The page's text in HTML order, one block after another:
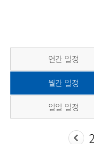
연간 일정
월간 일정
일일 일정